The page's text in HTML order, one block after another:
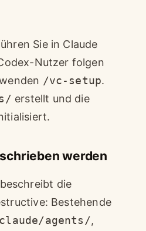
Sie in Claude
Nutzer folgen
/vc-setup.
erstellt und die
werden
die
Bestehende
agents/,